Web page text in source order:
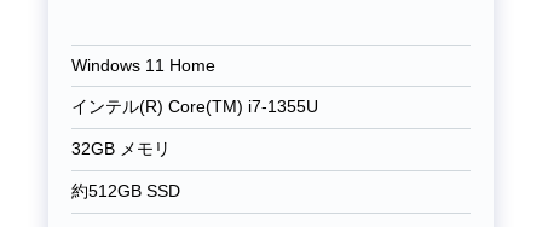
Windows 11 Home
インテル(R) Core(TM) i7-1355U
32GB メモリ
約512GB SSD